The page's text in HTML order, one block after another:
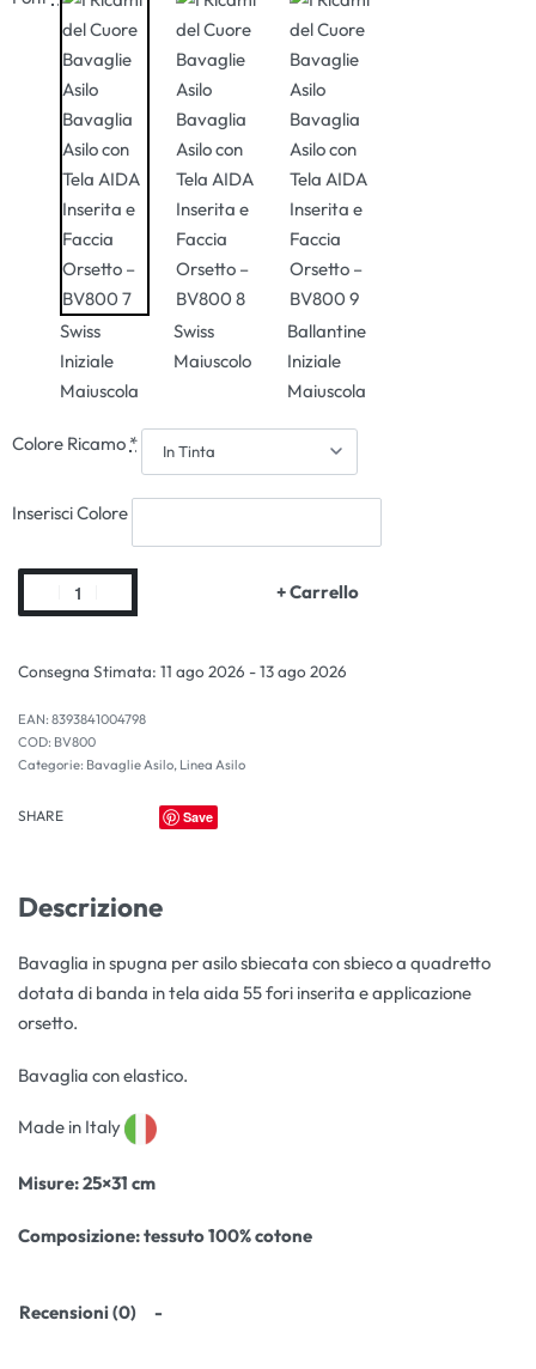
Swiss
Iniziale
Maiuscola
Swiss
Maiuscolo
Ballantine
Iniziale
Maiuscola
Colore Ricamo *
Inserisci Colore
+ Carrello
Consegna Stimata: 11 ago 2026 - 13 ago 2026
EAN: 8393841004798
BV800
Categorie: Bavaglie Asilo, Linea Asilo
SHARE Save
Descrizione
Bavaglia in spugna per asilo sbiecata con sbieco a quadretto
dotata di banda in tela aida 55 fori inserita e applicazione
orsetto.
Bavaglia con elastico.
Made in Italy
Misure: 25×31 cm
Composizione:tessuto 100% cotone
Recensioni (0)